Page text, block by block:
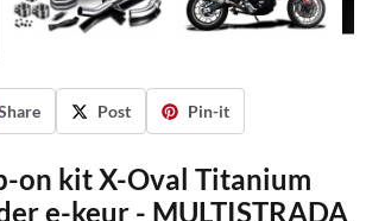
Post Pin-it
on kit X-Oval Titanium
e-keur - MULTISTRADA